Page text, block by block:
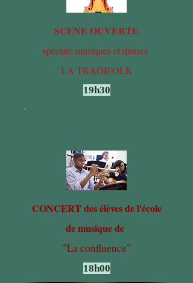
SCENE OUVERTE
spéciale musiques et danses
LA TRADIFOLK
19h30
CONCERT des élèves de l'école
de musique de
"La confluence"
18h00